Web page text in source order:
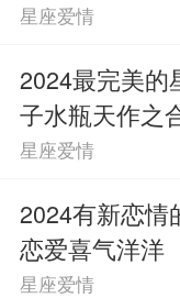
星座爱情
2024最完美的
子水瓶天作之
星座爱情
2024有新恋情
恋爱喜气洋洋
星座爱情